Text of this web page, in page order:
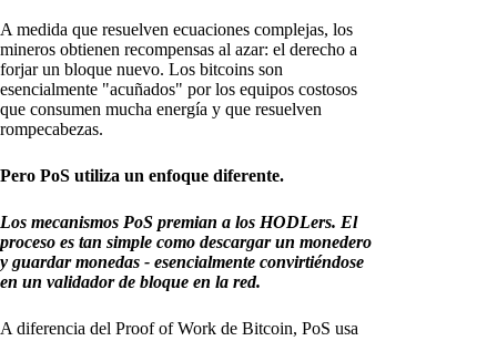
A medida que resuelven ecuaciones complejas, los
mineros obtienen recompensas al azar: el derecho a
forjar un bloque nuevo. Los bitcoins son
esencialmente "acuñados" por los equipos costosos
que consumen mucha energía y que resuelven
rompecabezas.
Pero PoS utiliza un enfoque diferente.
Los mecanismos PoS premian a los HODLers. El
proceso es tan simple como descargar un monedero
y guardar monedas - esencialmente convirtiéndose
en un validador de bloque en la red.
A diferencia del Proof of Work de Bitcoin, PoS usa